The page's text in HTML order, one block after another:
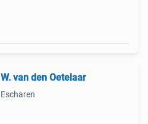
W. van den Oetelaar
Escharen